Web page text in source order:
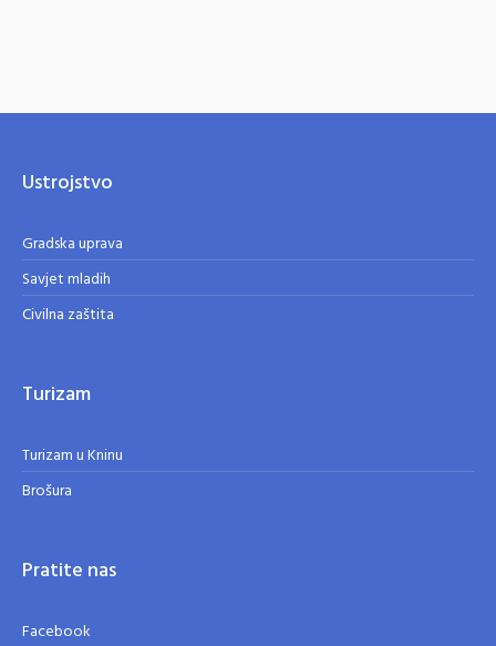
Ustrojstvo
Gradska uprava
Savjet mladih
Civilna zaštita
Turizam
Turizam u Kninu
Brošura
Pratite nas
Facebook